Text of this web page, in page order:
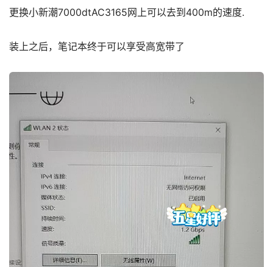
更换小新潮7000dtAC3165网上可以去到400m的速度.
装上之后，笔记本终于可以享受高宽带了